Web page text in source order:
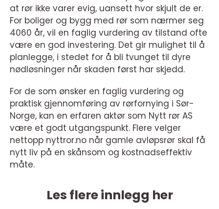
at rør ikke varer evig, uansett hvor skjult de er.
For boliger og bygg med rør som nærmer seg
4060 år, vil en faglig vurdering av tilstand ofte
være en god investering. Det gir mulighet til å
planlegge, i stedet for å bli tvunget til dyre
nødløsninger når skaden først har skjedd.
For de som ønsker en faglig vurdering og
praktisk gjennomføring av rørfornying i Sør-
Norge, kan en erfaren aktør som Nytt rør AS
være et godt utgangspunkt. Flere velger
nettopp nyttror.no når gamle avløpsrør skal få
nytt liv på en skånsom og kostnadseffektiv
måte.
Les flere innlegg her